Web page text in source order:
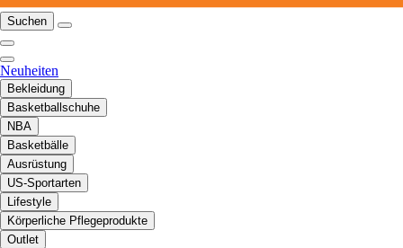
Suchen
Neuheiten
Bekleidung
Basketballschuhe
NBA
Basketbälle
Ausrüstung
US-Sportarten
Lifestyle
Körperliche Pflegeprodukte
Outlet